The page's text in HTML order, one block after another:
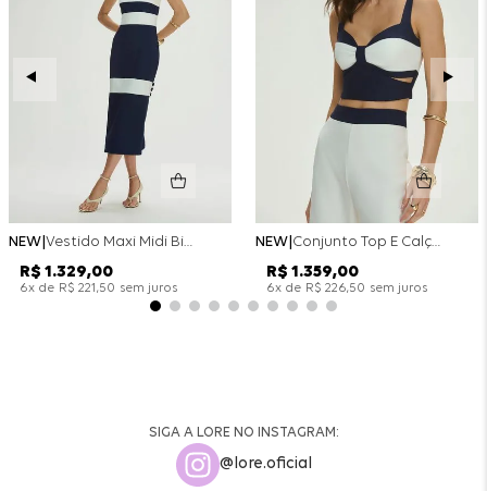
NEW Vestido Maxi Midi Bicolor Alfaitaria Navy - Marinho
R$ 1 .329,00
6x de R$ 221,50 sem juros
NEW Conjunto Top E Calça Wide Leg Bicolor Alfaitaria - Off White
R$ 1 .359,00
6x de R$ 226,50 sem juros
SIGA A LORE NO INSTAGRAM:
@lore.oficial